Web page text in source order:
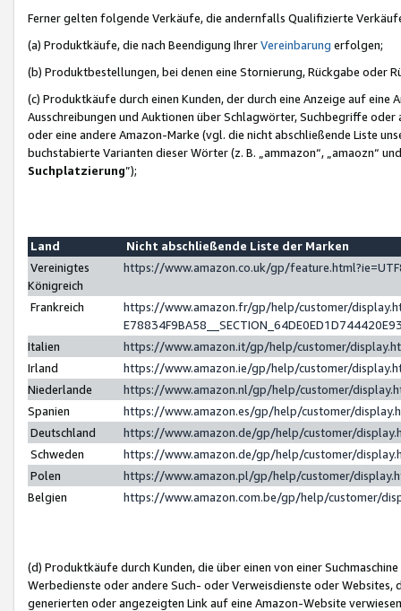
Ferner gelten folgende Verkäufe, die andernfalls Qualifizierte
(a) Produktkäufe, die nach Beendigung IhrerVereinbarung erfolgen;
(b) Produktbestellungen, bei denen eine Stornierung, Rückgabe oder
(c) Produktkäufe durch einen Kunden, der durch eine Anzeige auf
Ausschreibungen und Auktionen über Schlagwörter, Suchbegriffe
oder eine andere Amazon-Marke (vgl. die nicht abschließende Liste
buchstabierte Varianten dieser Wörter (z. B. „ammazon“, „amaozn“
Suchplatzierung”);
Land
Nicht abschließende Liste der Marken
Vereinigtes
Königreich
https://www.amazon.co.uk/gp/
Frankreich
https://www.amazon.fr/gp/help/customer/
Italien
https://www.amazon.it/gp/help/customer/
Irland
https://www.amazon.ie/gp/help/customer/
Niederlande
https://www.amazon.nl/gp/help/customer/
Spanien
https://www.amazon.es/gp/help/customer/
Deutschland
https://www.amazon.de/gp/help/customer/
Schweden
https://www.amazon.de/gp/help/customer/
Polen
https://www.amazon.pl/gp/help/customer/
Belgien
https://www.amazon.com.be/gp/help/customer/
(d) Produktkäufe durch Kunden, die über einen von einer
Werbedienste oder andere Such- oder Verweisdienste oder Websites,
generierten oder angezeigten Link auf eine Amazon-Website